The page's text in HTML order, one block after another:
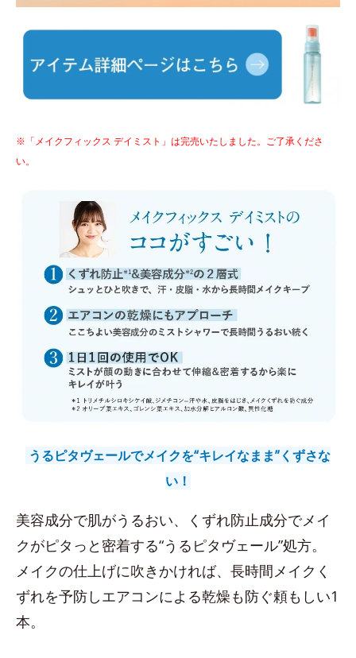
※「メイクフィックス デイミスト」は完売いたしました。ご了承くださ
い。
うるピタヴェールでメイクを“キレイなまま”くずさな
い！
美容成分で肌がうるおい、くずれ防止成分でメイ
クがピタっと密着する“うるピタヴェール”処方。
メイクの仕上げに吹きかければ、長時間メイクく
ずれを予防しエアコンによる乾燥も防ぐ頼もしい1
本。